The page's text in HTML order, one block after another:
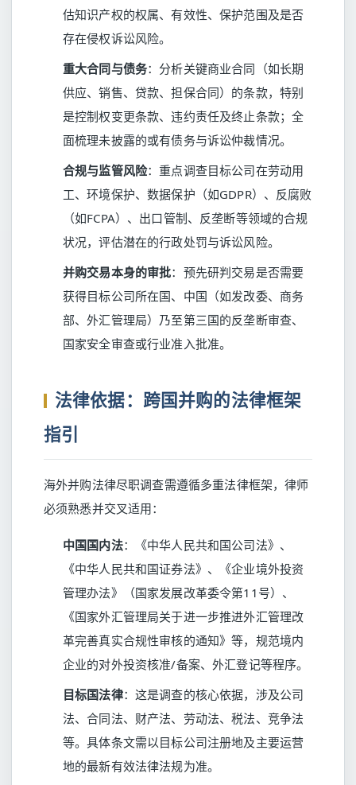
估知识产权的权属、有效性、保护范围及是否
存在侵权诉讼风险。
重大合同与债务：分析关键商业合同（如长期
供应、销售、贷款、担保合同）的条款，特别
是控制权变更条款、违约责任及终止条款；全
面梳理未披露的或有债务与诉讼仲裁情况。
合规与监管风险：重点调查目标公司在劳动用
工、环境保护、数据保护（如GDPR）、反腐败
（如FCPA）、出口管制、反垄断等领域的合规
状况，评估潜在的行政处罚与诉讼风险。
并购交易本身的审批：预先研判交易是否需要
获得目标公司所在国、中国（如发改委、商务
部、外汇管理局）乃至第三国的反垄断审查、
国家安全审查或行业准入批准。
法律依据：跨国并购的法律框架
指引
海外并购法律尽职调查需遵循多重法律框架，律师
必须熟悉并交叉适用：
中国国内法：《中华人民共和国公司法》、
《中华人民共和国证券法》、《企业境外投资
管理办法》（国家发展改革委令第11号）、
《国家外汇管理局关于进一步推进外汇管理改
革完善真实合规性审核的通知》等，规范境内
企业的对外投资核准/备案、外汇登记等程序。
目标国法律：这是调查的核心依据，涉及公司
法、合同法、财产法、劳动法、税法、竞争法
等。具体条文需以目标公司注册地及主要运营
地的最新有效法律法规为准。